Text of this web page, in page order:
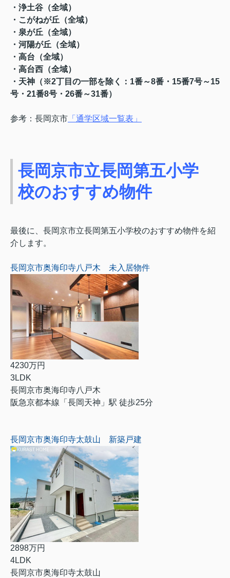
・浄土谷（全域）
・こがねが丘（全域）
・泉が丘（全域）
・河陽が丘（全域）
・高台（全域）
・高台西（全域）
・天神（※2丁目の一部を除く：1番～8番・15番7号～15
号・21番8号・26番～31番）
参考：長岡京市 「通学区域一覧表」
長岡京市立長岡第五小学
校のおすすめ物件
最後に、長岡京市立長岡第五小学校のおすすめ物件を紹
介します。
長岡京市奥海印寺八戸木 未入居物件
4230万円
3LDK
長岡京市奥海印寺八戸木
阪急京都本線「長岡天神」駅 徒歩25分
長岡京市奥海印寺太鼓山 新築戸建
2898万円
4LDK
長岡京市奥海印寺太鼓山